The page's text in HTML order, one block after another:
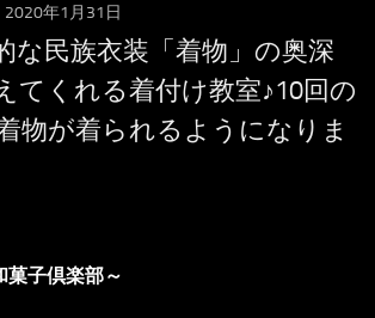
2020年1月31日
な民族衣装「着物」の奥深
てくれる着付け教室♪10回の
物が着られるようになりま
菓子倶楽部～